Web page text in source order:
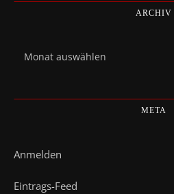
ARCHIV
META
Anmelden
Eintrags-Feed